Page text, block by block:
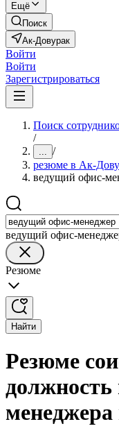
Ещё
Поиск
Ак-Довурак
Войти
Войти
Зарегистрироваться
Поиск
/
... /
резюме в Ак-
ведущий офис-
ведущий офис-
Резюме
Найти
Резюме
должность